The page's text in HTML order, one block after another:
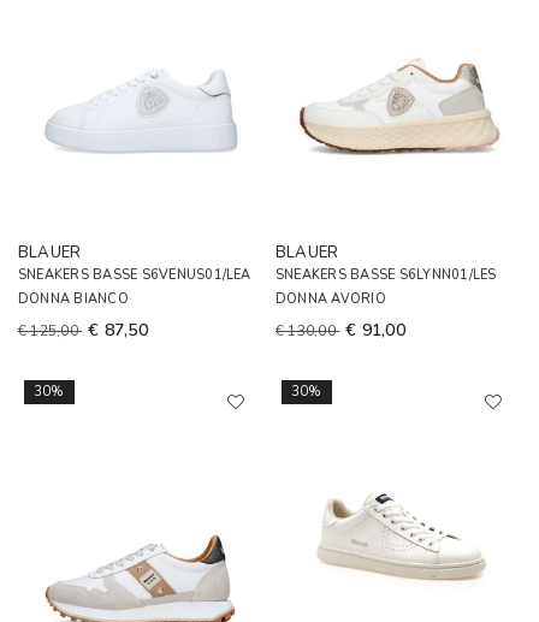
BLAUER
SNEAKERS BASSE S6VENUS01/LEA
DONNA BIANCO
€ 125,00 € 87,50
BLAUER
SNEAKERS BASSE S6LYNN01/LES
DONNA AVORIO
€ 130,00 € 91,00
30% 30%